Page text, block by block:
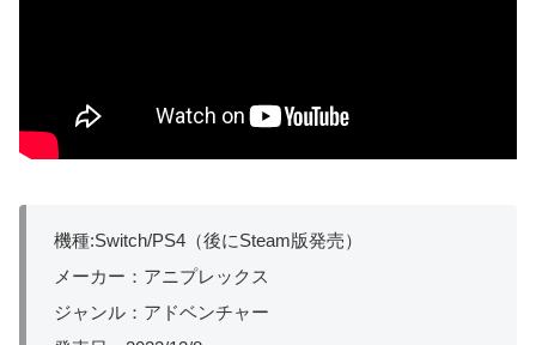
機種:Switch/PS4（後にSteam版発売）
メーカー：アニプレックス
ジャンル：アドベンチャー